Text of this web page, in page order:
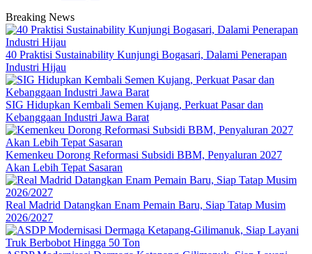
Breaking News
40 Praktisi Sustainability Kunjungi Bogasari, Dalami Penerapan
Industri Hijau
SIG Hidupkan Kembali Semen Kujang, Perkuat Pasar dan
Kebanggaan Industri Jawa Barat
Kemenkeu Dorong Reformasi Subsidi BBM, Penyaluran 2027
Akan Lebih Tepat Sasaran
Real Madrid Datangkan Enam Pemain Baru, Siap Tatap Musim
2026/2027